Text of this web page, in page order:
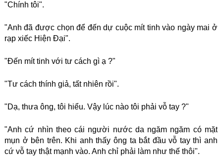
"Chính tôi".
"Anh đã được chọn để đến dự cuộc mít tinh vào ngày mai ở
rạp xiếc Hiện Đại".
"Đến mít tinh với tư cách gì ạ ?"
"Tư cách thính giả, tất nhiên rồi".
"Dạ, thưa ông, tôi hiểu. Vậy lúc nào tôi phải vỗ tay ?"
"Anh cứ nhìn theo cái người nước da ngăm ngăm có mặt
mụn ở bên trên. Khi anh thấy ông ta bắt đầu vỗ tay thì anh
cứ vỗ tay thật mạnh vào. Anh chỉ phải làm như thế thôi".